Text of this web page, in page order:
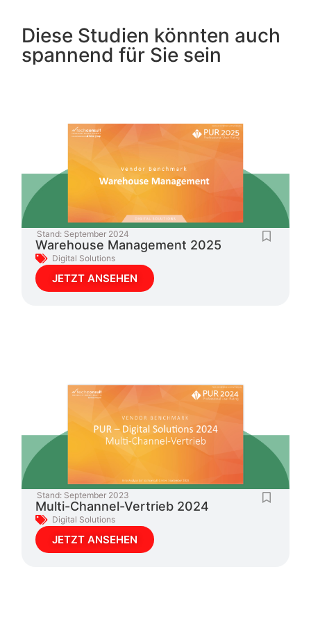
Diese Studien könnten auch
spannend für Sie sein
Stand: September 2024
Warehouse Management 2025
Digital Solutions
JETZT ANSEHEN
Stand: September 2023
Multi-Channel-Vertrieb 2024
Digital Solutions
JETZT ANSEHEN